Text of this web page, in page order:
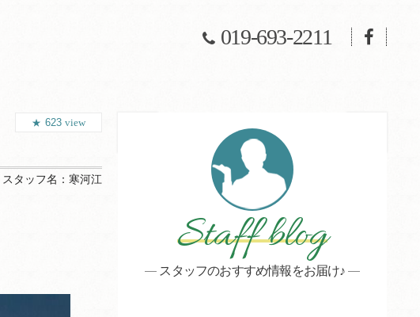
019-693-2211
623 view
スタッフ名： 寒河江
Staff blog
スタッフのおすすめ情報をお届け♪